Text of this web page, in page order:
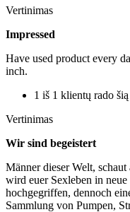
Vertinimas
Impressed
Have used product every
inch.
1 iš 1 klientų rado
Vertinimas
Wir sind begeistert
Männer dieser Welt,
wird euer Sexleben in
hochgegriffen, dennoch
Sammlung von Pumpen,